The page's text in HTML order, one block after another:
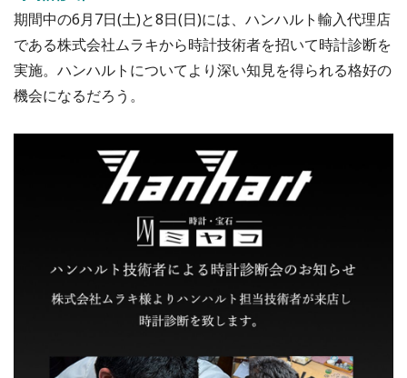
期間中の6月7日(土)と8日(日)には、ハンハルト輸入代理店
である株式会社ムラキから時計技術者を招いて時計診断を
実施。ハンハルトについてより深い知見を得られる格好の
機会になるだろう。